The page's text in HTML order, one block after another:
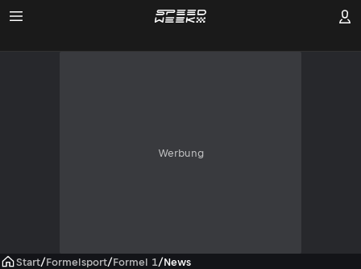
Werbung
Start/Formelsport/Formel 1/News